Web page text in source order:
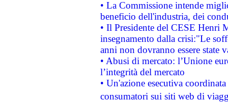
• La Commissione intende
beneficio dell'industria, dei
• Il Presidente del CESE Henri
insegnamento dalla crisi:"Le
anni non dovranno essere state
• Abusi di mercato: l’Unione
l’integrità del mercato
• Un'azione esecutiva
consumatori sui siti web di